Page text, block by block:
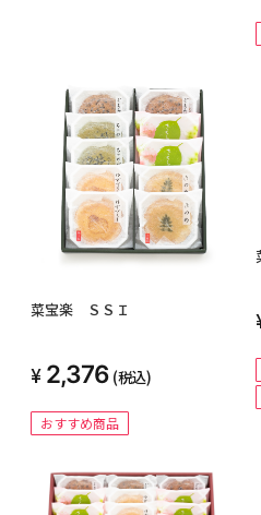
菜宝楽 ＳＳＩ
2,376 (税込)
おすすめ商品